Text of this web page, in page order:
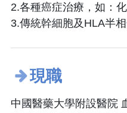
2.各種癌症治療，如：
3.傳統幹細胞及HLA半
現職
中國醫藥大學附設醫院